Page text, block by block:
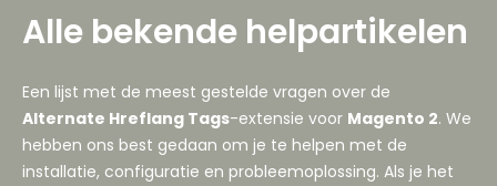
Alle bekende helpartikelen
Een lijst met de meest gestelde vragen over de
Alternate Hreflang Tags-extensie voor Magento 2. We
hebben ons best gedaan om je te helpen met de
installatie, configuratie en probleemoplossing. Als je het